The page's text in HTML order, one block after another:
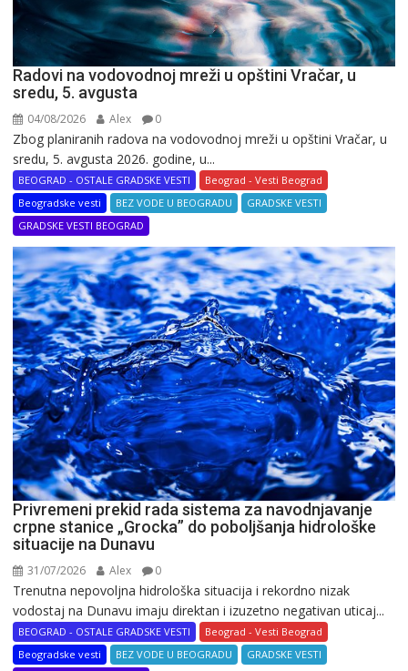
Radovi na vodovodnoj mreži u opštini Vračar, u
sredu, 5. avgusta
04/08/2026 Alex 0
Zbog planiranih radova na vodovodnoj mreži u opštini Vračar, u
sredu, 5. avgusta 2026. godine, u...
BEOGRAD - OSTALE GRADSKE VESTI
Beograd - Vesti Beograd
Beogradske vesti
BEZ VODE U BEOGRADU
GRADSKE VESTI
GRADSKE VESTI BEOGRAD
Privremeni prekid rada sistema za navodnjavanje
crpne stanice „Grocka” do poboljšanja hidrološke
situacije na Dunavu
31/07/2026 Alex 0
Trenutna nepovoljna hidrološka situacija i rekordno nizak
vodostaj na Dunavu imaju direktan i izuzetno negativan uticaj...
BEOGRAD - OSTALE GRADSKE VESTI
Beograd - Vesti Beograd
Beogradske vesti
BEZ VODE U BEOGRADU
GRADSKE VESTI